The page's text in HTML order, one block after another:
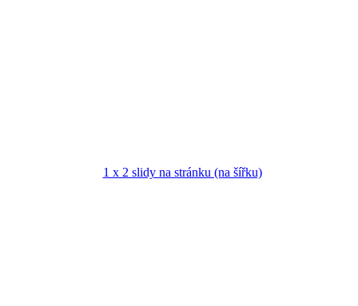
1 x 2 slidy na stránku (na šířku)